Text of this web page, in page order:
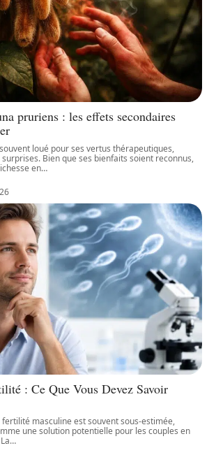
pruriens : les effets secondaires
loué pour ses vertus thérapeutiques,
Bien que ses bienfaits soient reconnus,
en…
: Ce Que Vous Devez Savoir
masculine est souvent sous-estimée,
une solution potentielle pour les couples en
…